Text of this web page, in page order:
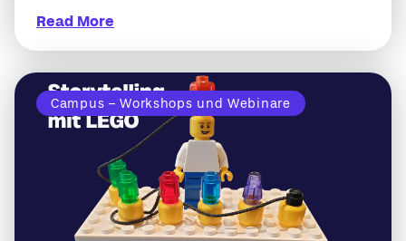
Read More
Campus – Workshops und Webinare